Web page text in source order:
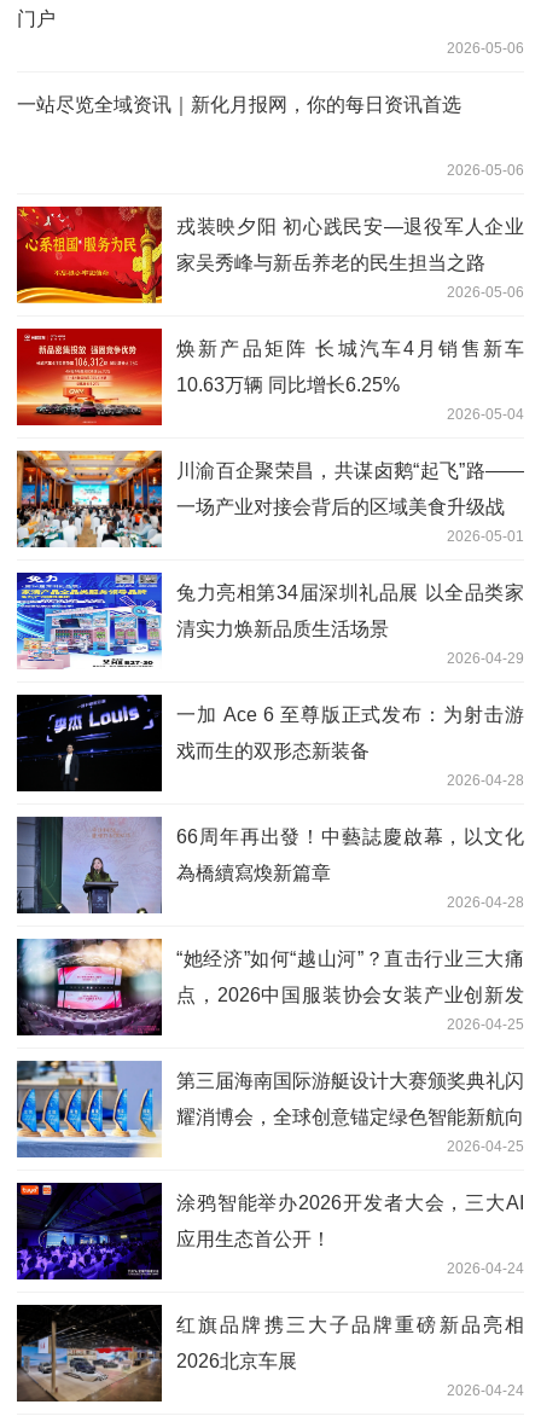
门户
2026-05-06
一站尽览全域资讯｜新化月报网，你的每日资讯首选
2026-05-06
戎装映夕阳 初心践民安—退役军人企业
家吴秀峰与新岳养老的民生担当之路
2026-05-06
焕新产品矩阵 长城汽车4月销售新车
10.63万辆 同比增长6.25%
2026-05-04
川渝百企聚荣昌，共谋卤鹅“起飞”路——
一场产业对接会背后的区域美食升级战
2026-05-01
兔力亮相第34届深圳礼品展 以全品类家
清实力焕新品质生活场景
2026-04-29
一加 Ace 6 至尊版正式发布：为射击游
戏而生的双形态新装备
2026-04-28
66周年再出發！中藝誌慶啟幕，以文化
為橋續寫煥新篇章
2026-04-28
“她经济”如何“越山河”？直击行业三大痛
点，2026中国服装协会女装产业创新发
2026-04-25
​第三届海南国际游艇设计大赛颁奖典礼闪
耀消博会，全球创意锚定绿色智能新航向
2026-04-25
涂鸦智能举办2026开发者大会，三大AI
应用生态首公开！
2026-04-24
红旗品牌携三大子品牌重磅新品亮相
2026北京车展
2026-04-24